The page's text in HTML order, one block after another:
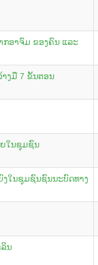
ກອາຈົມ ຂອງຄົນ ແລະ
ງມື 7 ຂັ້ນຕອນ
ໃນຊຸມຊົນ
ໃນຊຸມຊົນຊົນນະບົດທາງ
ນ